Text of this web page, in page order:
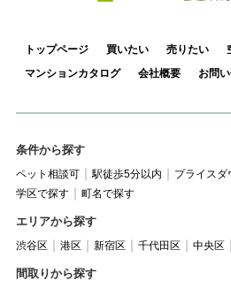
トップページ 買いたい 売りたい
マンションカタログ
会社概要 お問
条件から探す
ペット相談可 駅徒歩5分以内 プライスダ
学区で探す
町名で探す
エリアから探す
渋谷区 港区 新宿区 千代田区 中央区
間取りから探す